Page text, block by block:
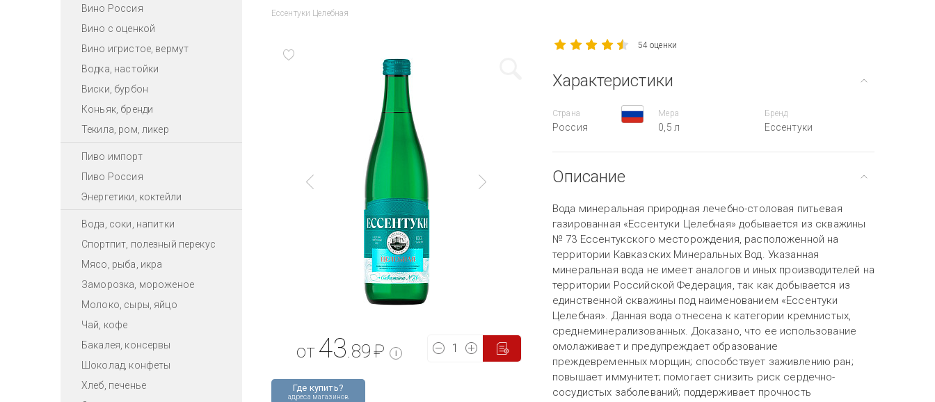
Вино Россия
Вино с оценкой
Вино игристое, вермут
Водка, настойки
Виски, бурбон
Коньяк, бренди
Текила, ром, ликер
Пиво импорт
Пиво Россия
Энергетики, коктейли
Вода, соки, напитки
Спортпит, полезный перекус
Мясо, рыба, икра
Заморозка, мороженое
Молоко, сыры, яйцо
Чай, кофе
Бакалея, консервы
Шоколад, конфеты
Хлеб, печенье
Ессентуки Целебная
Где купить?
адреса магазинов
от 43.89₽ i
54 оценки
Характеристики
Страна
Россия
Мера
0,5 л
Бренд
Ессентуки
Описание
Вода минеральная природная лечебно-столовая питьевая
газированная «Ессентуки Целебная» добывается из скважины
№ 73 Ессентукского месторождения, расположенной на
территории Кавказских Минеральных Вод. Указанная
минеральная вода не имеет аналогов и иных производителей на
территории Российской Федерация, так как добывается из
единственной скважины под наименованием «Ессентуки
Целебная». Данная вода отнесена к категории кремнистых,
среднеминерализованных. Доказано, что ее использование
омолаживает и предупреждает образование
преждевременных морщин; способствует заживлению ран;
повышает иммунитет; помогает снизить риск сердечно-
сосудистых заболеваний; поддерживает прочность